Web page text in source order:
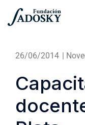
26/06/2014 |